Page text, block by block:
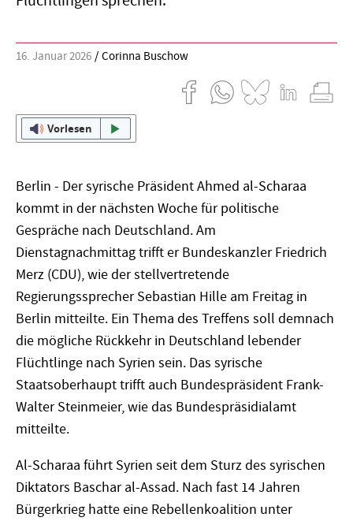
16. Januar 2026 Corinna Buschow
Vorlesen
Berlin - Der syrische Präsident Ahmed al-Scharaa
kommt in der nächsten Woche für politische
Gespräche nach Deutschland. Am
Dienstagnachmittag trifft er Bundeskanzler Friedrich
Merz (CDU), wie der stellvertretende
Regierungssprecher Sebastian Hille am Freitag in
Berlin mitteilte. Ein Thema des Treffens soll demnach
die mögliche Rückkehr in Deutschland lebender
Flüchtlinge nach Syrien sein. Das syrische
Staatsoberhaupt trifft auch Bundespräsident Frank-
Walter Steinmeier, wie das Bundespräsidialamt
mitteilte.
Al-Scharaa führt Syrien seit dem Sturz des syrischen
Diktators Baschar al-Assad. Nach fast 14 Jahren
Bürgerkrieg hatte eine Rebellenkoalition unter